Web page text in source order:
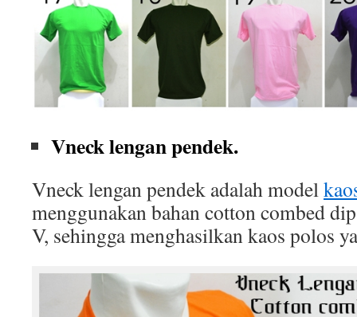
Vneck lengan pendek.
Vneck lengan pendek adalah model
menggunakan bahan cotton combed
V, sehingga menghasilkan kaos polos